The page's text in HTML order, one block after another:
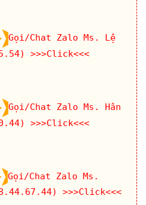
Gọi/Chat Zalo Ms. Lệ
>>>Click<<<
Gọi/Chat Zalo Ms. Hân
>>>Click<<<
Gọi/Chat Zalo Ms.
>>>Click<<<